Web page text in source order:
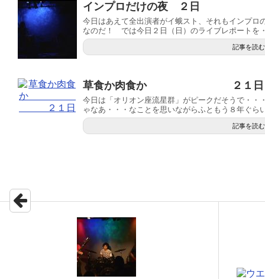
インプロだけの夜 ２日
今日はあえて全出演者がイ蛾スト、それもインプ
なのだ！ では今日２日（日）のライブレポートを
記事を読む
草食か肉食か ２１日
今日は「オリオン座流星群」がピークだそうで・
ゃなあ・・・なことを思いながらふともう８年ぐら
記事を読む